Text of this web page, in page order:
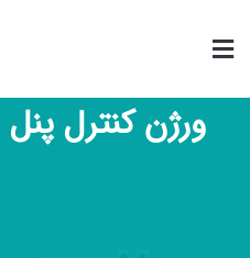
ورژن کنترل پنل